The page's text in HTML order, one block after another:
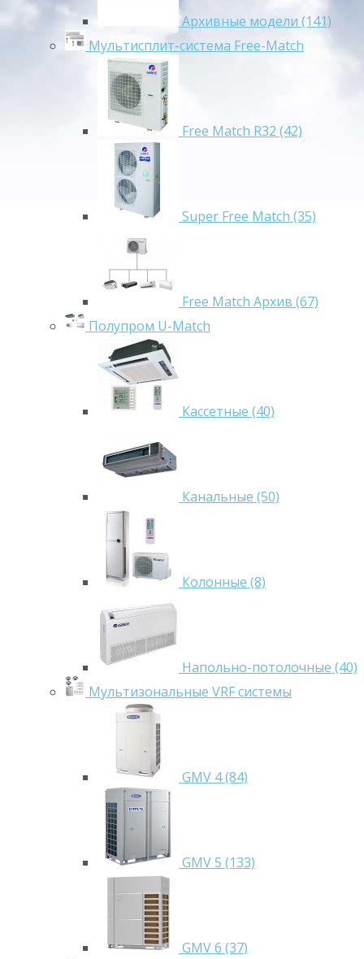
Архивные модели (141)
Мультисплит-система Free-Match
Free Match R32 (42)
Super Free Match (35)
Free Match Архив (67)
Полупром U-Match
Кассетные (40)
Канальные (50)
Колонные (8)
Напольно-потолочные (40)
Мультизональные VRF системы
GMV 4 (84)
GMV 5 (133)
GMV 6 (37)